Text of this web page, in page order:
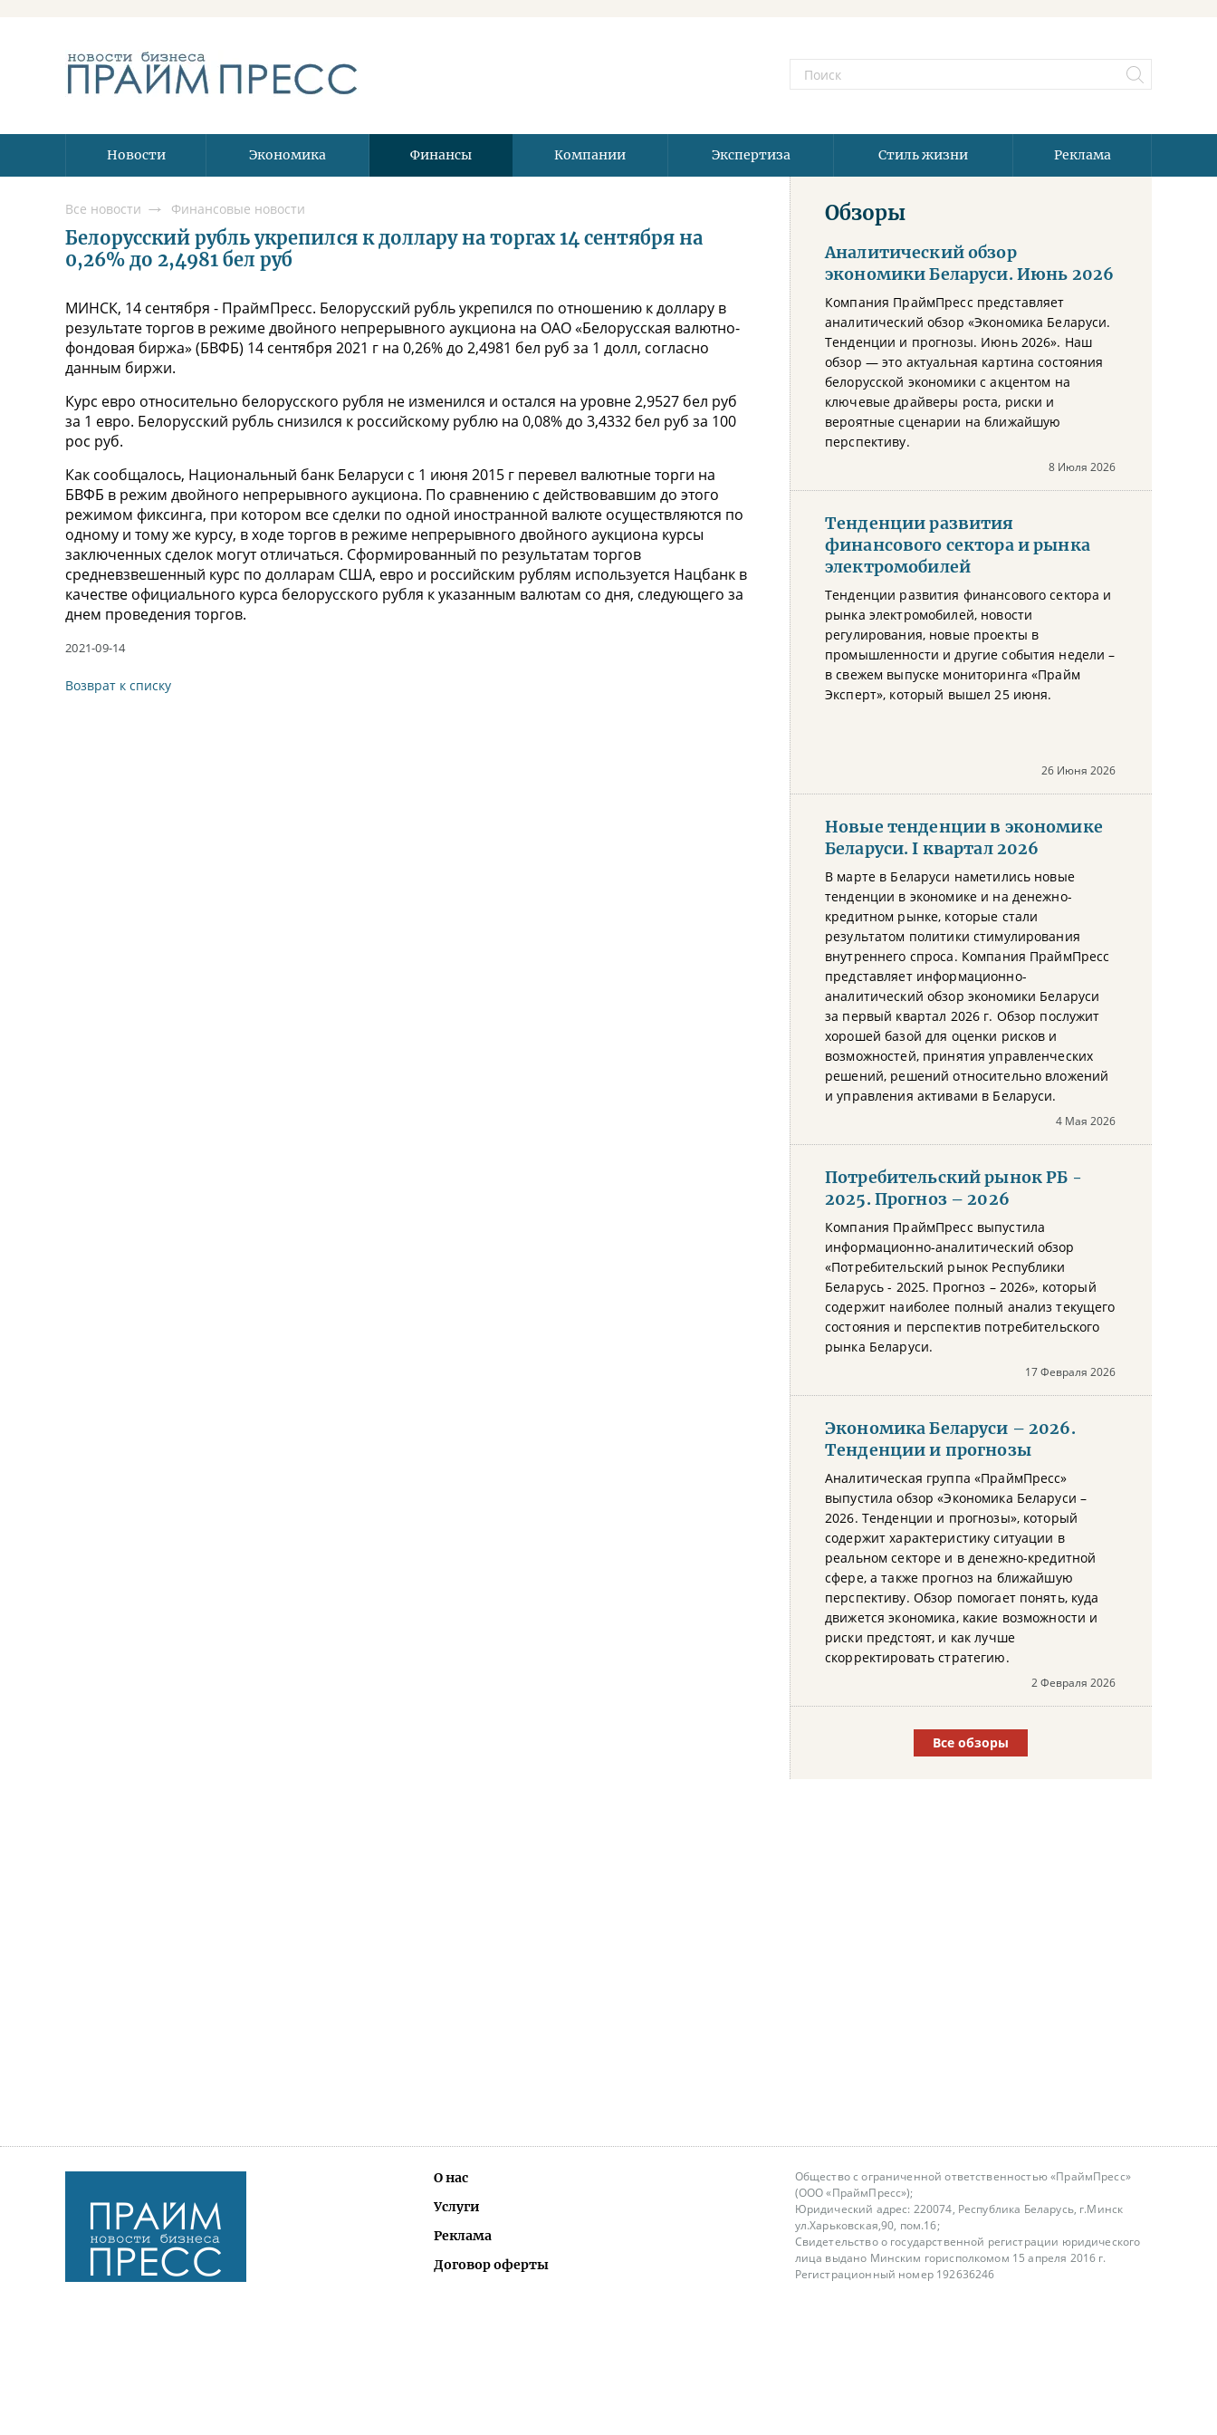
Новости Экономика Финансы Компании Экспертиза Стиль жизни Реклама
Все новости Финансовые новости
Белорусский рубль укрепился к доллару на торгах 14 сентября на
0,26% до 2,4981 бел руб
МИНСК, 14 сентября - ПраймПресс. Белорусский рубль укрепился по отношению к доллару в
результате торгов в режиме двойного непрерывного аукциона на ОАО «Белорусская валютно-
фондовая биржа» (БВФБ) 14 сентября 2021 г на 0,26% до 2,4981 бел руб за 1 долл, согласно
данным биржи.
Курс евро относительно белорусского рубля не изменился и остался на уровне 2,9527 бел руб
за 1 евро. Белорусский рубль снизился к российскому рублю на 0,08% до 3,4332 бел руб за 100
рос руб.
Как сообщалось, Национальный банк Беларуси с 1 июня 2015 г перевел валютные торги на
БВФБ в режим двойного непрерывного аукциона. По сравнению с действовавшим до этого
режимом фиксинга, при котором все сделки по одной иностранной валюте осуществляются по
одному и тому же курсу, в ходе торгов в режиме непрерывного двойного аукциона курсы
заключенных сделок могут отличаться. Сформированный по результатам торгов
средневзвешенный курс по долларам США, евро и российским рублям используется Нацбанк в
качестве официального курса белорусского рубля к указанным валютам со дня, следующего за
днем проведения торгов.
2021-09-14
Возврат к списку
Обзоры
Аналитический обзор
экономики Беларуси. Июнь 2026
Компания ПраймПресс представляет
аналитический обзор «Экономика Беларуси.
Тенденции и прогнозы. Июнь 2026». Наш
обзор — это актуальная картина состояния
белорусской экономики с акцентом на
ключевые драйверы роста, риски и
вероятные сценарии на ближайшую
перспективу.
8 Июля 2026
Тенденции развития
финансового сектора и рынка
электромобилей
Тенденции развития финансового сектора и
рынка электромобилей, новости
регулирования, новые проекты в
промышленности и другие события недели –
в свежем выпуске мониторинга «Прайм
Эксперт», который вышел 25 июня.
26 Июня 2026
Новые тенденции в экономике
Беларуси. I квартал 2026
В марте в Беларуси наметились новые
тенденции в экономике и на денежно-
кредитном рынке, которые стали
результатом политики стимулирования
внутреннего спроса. Компания ПраймПресс
представляет информационно-
аналитический обзор экономики Беларуси
за первый квартал 2026 г. Обзор послужит
хорошей базой для оценки рисков и
возможностей, принятия управленческих
решений, решений относительно вложений
и управления активами в Беларуси.
4 Мая 2026
Потребительский рынок РБ -
2025. Прогноз – 2026
Компания ПраймПресс выпустила
информационно-аналитический обзор
«Потребительский рынок Республики
Беларусь - 2025. Прогноз – 2026», который
содержит наиболее полный анализ текущего
состояния и перспектив потребительского
рынка Беларуси.
17 Февраля 2026
Экономика Беларуси – 2026.
Тенденции и прогнозы
Аналитическая группа «ПраймПресс»
выпустила обзор «Экономика Беларуси –
2026. Тенденции и прогнозы», который
содержит характеристику ситуации в
реальном секторе и в денежно-кредитной
сфере, а также прогноз на ближайшую
перспективу. Обзор помогает понять, куда
движется экономика, какие возможности и
риски предстоят, и как лучше
скорректировать стратегию.
2 Февраля 2026
Все обзоры
О нас
Услуги
Реклама
Договор оферты
Общество с ограниченной ответственностью «ПраймПресс»
(ООО «ПраймПресс»);
Юридический адрес: 220074, Республика Беларусь, г.Минск
ул.Харьковская,90, пом.16;
Свидетельство о государственной регистрации юридического
лица выдано Минским горисполкомом 15 апреля 2016 г.
Регистрационный номер 192636246